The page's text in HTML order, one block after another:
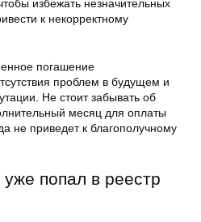
избежать незначительных
к некорректному
погашение
проблем в будущем и
Не стоит забывать об
месяц для оплаты
не приведет к благополучному
попал в реестр